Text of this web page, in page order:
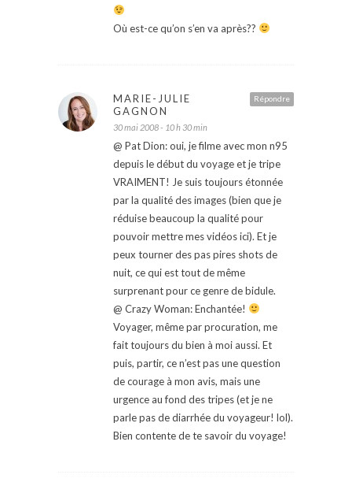
Où est-ce qu’on s’en va après??
Répondre
MARIE-JULIE
GAGNON
30 mai 2008 - 10 h 30 min
@ Pat Dion: oui, je filme avec mon n95
depuis le début du voyage et je tripe
VRAIMENT! Je suis toujours étonnée
par la qualité des images (bien que je
réduise beaucoup la qualité pour
pouvoir mettre mes vidéos ici). Et je
peux tourner des pas pires shots de
nuit, ce qui est tout de même
surprenant pour ce genre de bidule.
@ Crazy Woman: Enchantée!
Voyager, même par procuration, me
fait toujours du bien à moi aussi. Et
puis, partir, ce n’est pas une question
de courage à mon avis, mais une
urgence au fond des tripes (et je ne
parle pas de diarrhée du voyageur! lol).
Bien contente de te savoir du voyage!